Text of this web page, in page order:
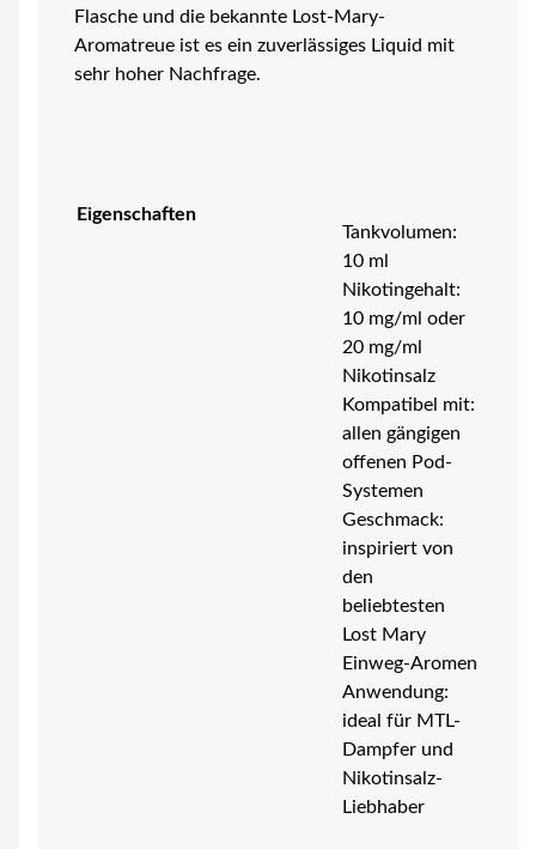
Flasche und die bekannte Lost-Mary-
Aromatreue ist es ein zuverlässiges Liquid mit
sehr hoher Nachfrage.
Eigenschaften
Tankvolumen:
10 ml
Nikotingehalt:
10 mg/ml oder
20 mg/ml
Nikotinsalz
Kompatibel mit:
allen gängigen
offenen Pod-
Systemen
Geschmack:
inspiriert von
den
beliebtesten
Lost Mary
Einweg-Aromen
Anwendung:
ideal für MTL-
Dampfer und
Nikotinsalz-
Liebhaber